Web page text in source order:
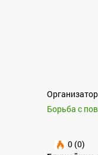
Борьба с
0 (0)